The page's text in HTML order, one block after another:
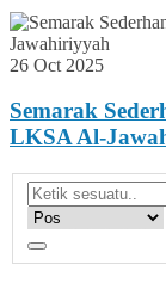
26 Oct 2025
Semarak
LKSA Al-